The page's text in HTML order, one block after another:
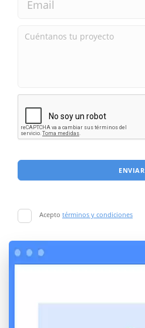
ENVIAR
Acepto términos y condiciones